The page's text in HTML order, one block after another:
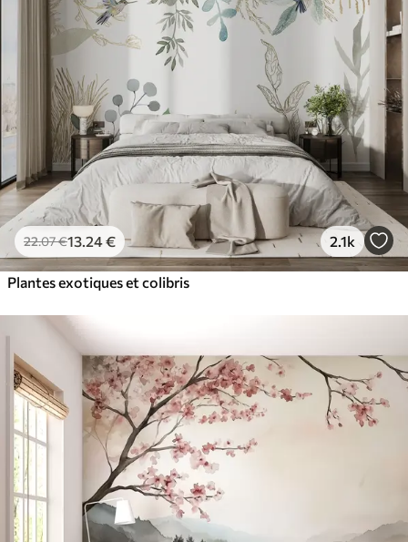
22.07€13 .24€ 2.1k
Plantes exotiques et colibris